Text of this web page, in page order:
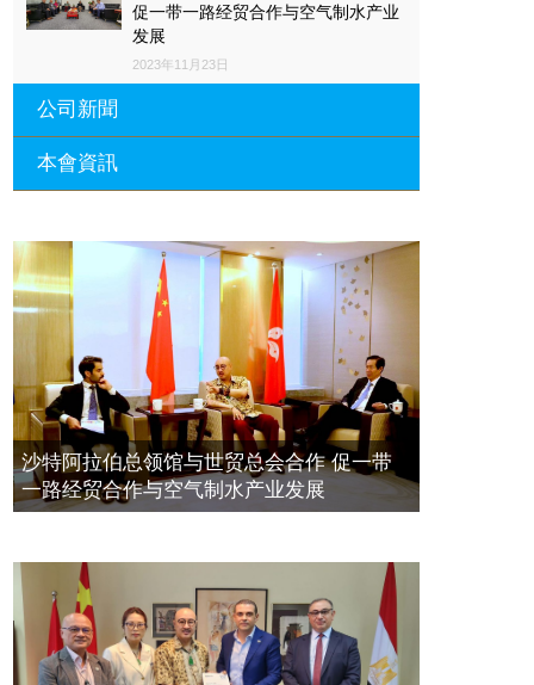
促一带一路经贸合作与空气制水产业
发展
2023年11月23日
公司新聞
一带一路经贸合作与空气制水产业发
2023年11月23日
埃及总领事会晤拿督斯里吴罡豪 促一
带一路经贸合作与空气制水产业发展
2023年11月23日
拿督斯里吴罡豪晤土耳其总领事 促一
带一路经贸合作与空气制水产业发展
2023年11月23日
本會資訊
長瑚蒞臨 天泉鼎豐深圳總部及國際標
量波量子研究院
2021年12月10日
標量波光量子導入系統聯合國總部拿
督斯裏吳達鎔教授首發
2021年12月10日
空氣制水發明人吳達鎔出席聯合國環
境科政商管治聯盟會議
沙特阿拉伯总领馆与世贸总会合作 促一带
一路经贸合作与空气制水产业发展